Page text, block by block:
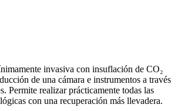
invasiva con insuflación de CO₂
de una cámara e instrumentos a través
Permite realizar prácticamente todas las
con una recuperación más llevadera.